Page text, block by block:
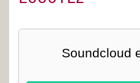
Soundcloud